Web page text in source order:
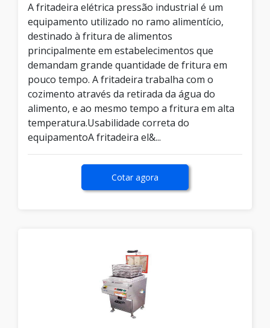
A fritadeira elétrica pressão industrial é um
equipamento utilizado no ramo alimentício,
destinado à fritura de alimentos
principalmente em estabelecimentos que
demandam grande quantidade de fritura em
pouco tempo. A fritadeira trabalha com o
cozimento através da retirada da água do
alimento, e ao mesmo tempo a fritura em alta
temperatura.Usabilidade correta do
equipamentoA fritadeira el&...
Cotar agora